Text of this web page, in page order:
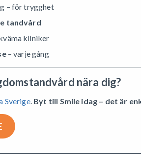
– för trygghet
tandvård
kliniker
– varje gång
nära dig?
Sverige. Byt till Smile idag – det är